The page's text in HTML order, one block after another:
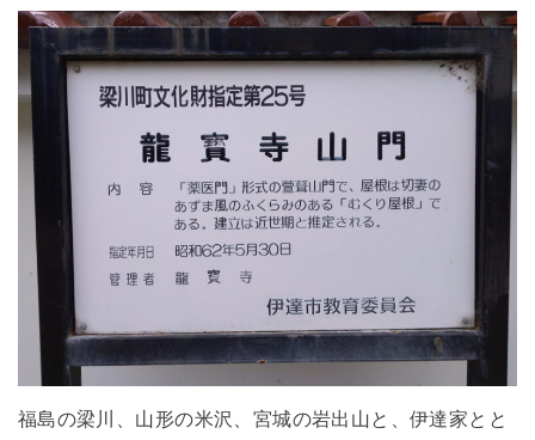
福島の梁川、山形の米沢、宮城の岩出山と、伊達家とと